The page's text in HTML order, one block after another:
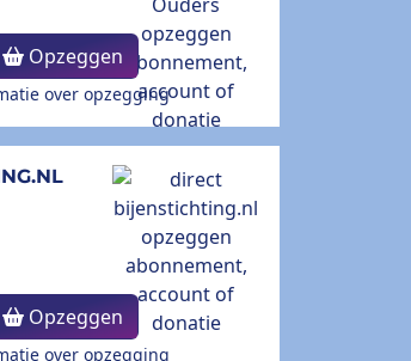
Opzeggen
over opzegging
Opzeggen
over opzegging